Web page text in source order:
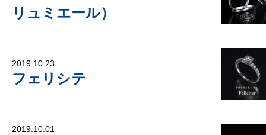
リュミエール）
2019.10.23
フェリシテ
2019.10.01